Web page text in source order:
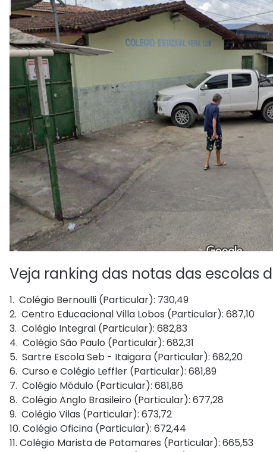
Veja ranking das notas das escolas
1. Colégio Bernoulli (Particular): 730,49
2. Centro Educacional Villa Lobos (Particular): 687,10
3. Colégio Integral (Particular): 682,83
4. Colégio São Paulo (Particular): 682,31
5. Sartre Escola Seb - Itaigara (Particular): 682,20
6. Curso e Colégio Leffler (Particular): 681,89
7. Colégio Módulo (Particular): 681,86
8. Colégio Anglo Brasileiro (Particular): 677,28
9. Colégio Vilas (Particular): 673,72
10. Colégio Oficina (Particular): 672,44
11. Colégio Marista de Patamares (Particular): 665,53